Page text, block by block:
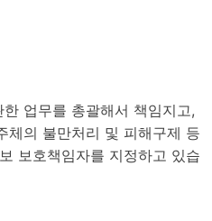
업무를 총괄해서 책임지고,
체의 불만처리 및 피해구제 등
보호책임자를 지정하고 있습